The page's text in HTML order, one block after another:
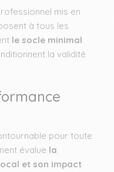
mis en
à tous les
le socle minimal
la validité
pour toute
évalue la
et son impact